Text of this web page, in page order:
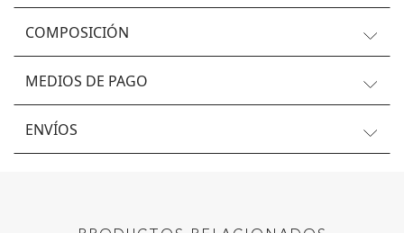
COMPOSICIÓN
MEDIOS DE PAGO
ENVÍOS